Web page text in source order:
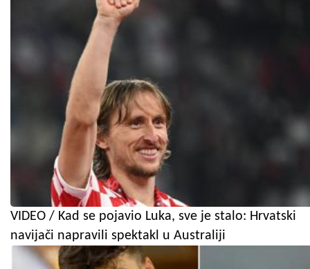
VIDEO / Kad se pojavio Luka, sve je stalo: Hrvatski
navijači napravili spektakl u Australiji